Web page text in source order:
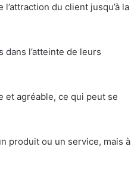
du client jusqu’à la
dans l’atteinte de leurs
et agréable, ce qui peut se
produit ou un service, mais à